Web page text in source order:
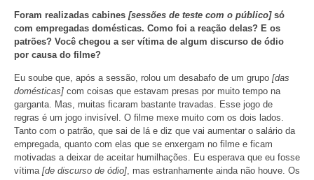
Foram realizadas cabines [sessões de teste com o público]só
com empregadas domésticas. Como foi a reação delas? E os
patrões? Você chegou a ser vítima de algum discurso de ódio
por causa do filme?
Eu soube que, após a sessão, rolou um desabafo de um grupo [das
domésticas] com coisas que estavam presas por muito tempo na
garganta. Mas, muitas ficaram bastante travadas. Esse jogo de
regras é um jogo invisível. O filme mexe muito com os dois lados.
Tanto com o patrão, que sai de lá e diz que vai aumentar o salário da
empregada, quanto com elas que se enxergam no filme e ficam
motivadas a deixar de aceitar humilhações. Eu esperava que eu fosse
vítima [de discurso de ódio] , mas estranhamente ainda não houve. Os